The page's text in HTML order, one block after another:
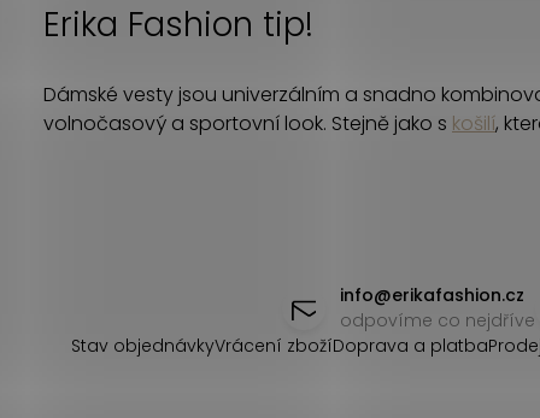
l
á
d
Erika Fashion tip!
Dámské vesty jsou univerzálním a snadno
volnočasový a sportovní look. Stejně jako s košilí,
info@erikafashion.cz
odpovíme co nejdříve
Stav objednávkyVrácení zbožíDoprava a platba